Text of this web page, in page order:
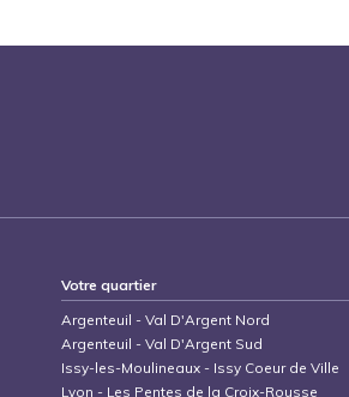
Votre quartier
Argenteuil -Val D'Argent Nord
Argenteuil -Val D'Argent Sud
Issy-les-Moulineaux - Issy Coeur de Ville
Lyon - Les Pentes de la Croix-Rousse